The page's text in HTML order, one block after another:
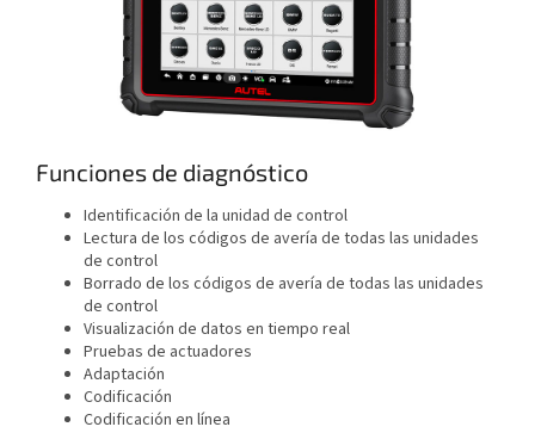
Funciones de diagnóstico
Identificación de la unidad de control
Lectura de los códigos de avería de todas las unidades
de control
Borrado de los códigos de avería de todas las unidades
de control
Visualización de datos en tiempo real
Pruebas de actuadores
Adaptación
Codificación
Codificación en línea